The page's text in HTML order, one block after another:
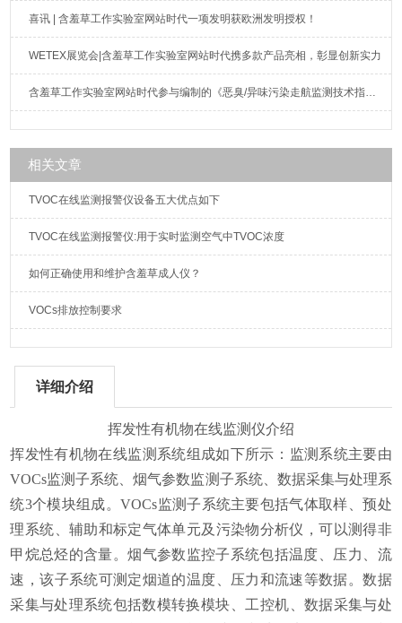
喜讯 | 含羞草工作实验室网站时代一项发明获欧洲发明授权！
WETEX展览会|含羞草工作实验室网站时代携多款产品亮相，彰显创新实力
含羞草工作实验室网站时代参与编制的《恶臭/异味污染走航监测技术指南》标准发布实施
相关文章
TVOC在线监测报警仪设备五大优点如下
TVOC在线监测报警仪:用于实时监测空气中TVOC浓度
如何正确使用和维护含羞草成人仪？
VOCs排放控制要求
详细介绍
挥发性有机物在线监测仪介绍
挥发性有机物在线监测系统组成如下所示：监测系统主要由
VOCs监测子系统、烟气参数监测子系统、数据采集与处理系
统3个模块组成。VOCs监测子系统主要包括气体取样、预处
理系统、辅助和标定气体单元及污染物分析仪，可以测得非
甲烷总烃的含量。烟气参数监控子系统包括温度、压力、流
速，该子系统可测定烟道的温度、压力和流速等数据。数据
采集与处理系统包括数模转换模块、工控机、数据采集与处